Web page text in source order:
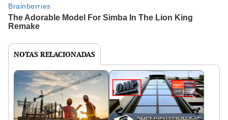
NOTAS RELACIONADAS